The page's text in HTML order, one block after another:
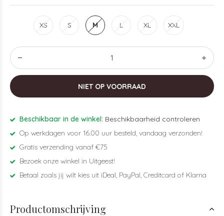
XS S M L XL XXL
NIET OP VOORRAAD
Beschikbaar in de winkel: Beschikbaarheid controleren
Op werkdagen voor 16.00 uur besteld, vandaag verzonden!
Gratis verzending vanaf €75
Bezoek onze winkel in Uitgeest!
Betaal zoals jij wilt kies uit iDeal, PayPal, Creditcard of Klarna
Productomschrijving